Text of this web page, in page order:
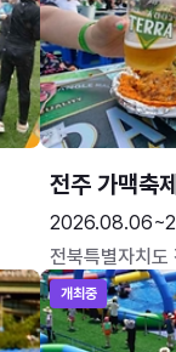
전주 가맥축
전북특별자치도
개최중